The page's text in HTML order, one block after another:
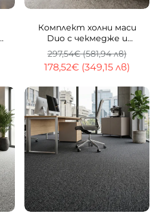
Комплект холни маси
Duo с чекмедже и
стъклен плот
178,52€ (349,15 лв)
297,54€ (581,94 лв)